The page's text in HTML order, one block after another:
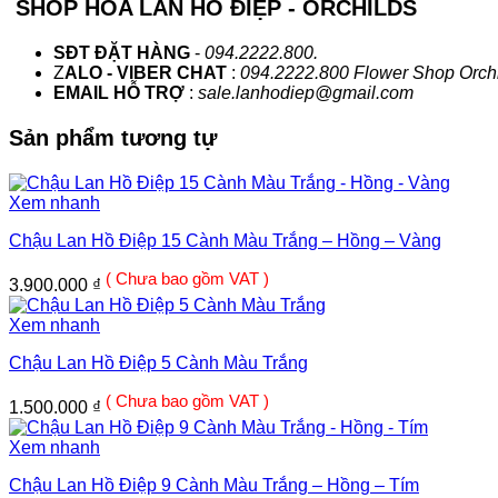
SHOP HOA LAN HỒ ĐIỆP - ORCHILDS
SĐT ĐẶT HÀNG - 094.2222.800.
ZALO - VIBER CHAT : 094.2222.800 Flower Shop
EMAIL HỖ TRỢ : sale.lanhodiep@gmail.com
Sản phẩm tương tự
Xem nhanh
Chậu Lan Hồ Điệp 15 Cành Màu Trắng – Hồng – Vàng
3.900.000 ₫ ( Chưa bao gồm VAT )
Xem nhanh
Chậu Lan Hồ Điệp 5 Cành Màu Trắng
1.500.000 ₫ ( Chưa bao gồm VAT )
Xem nhanh
Chậu Lan Hồ Điệp 9 Cành Màu Trắng – Hồng – Tím